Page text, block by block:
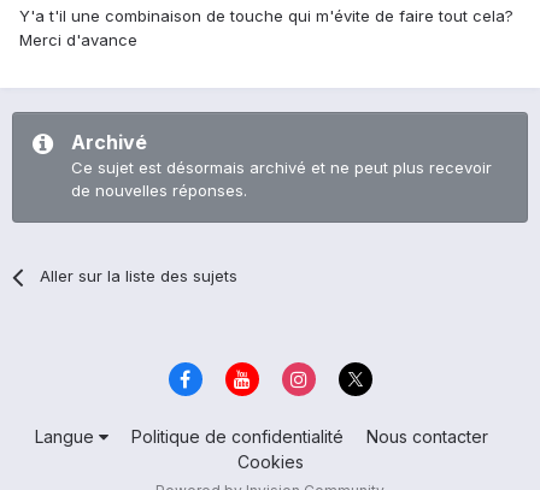
Y'a t'il une combinaison de touche qui m'évite de faire tout cela?
Merci d'avance
Archivé
Ce sujet est désormais archivé et ne peut plus recevoir
de nouvelles réponses.
Aller sur la liste des sujets
Langue Politique de confidentialité
Nous contacter
Cookies